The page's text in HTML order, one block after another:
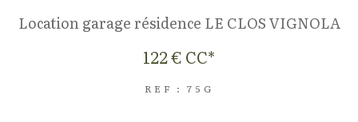
Location garage résidence LE CLOS VIGNOLA
122 € CC*
REF : 75G